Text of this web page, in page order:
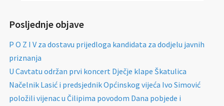
Posljednje objave
P O Z I V za dostavu prijedloga kandidata za dodjelu javnih
priznanja
U Cavtatu održan prvi koncert Dječje klape Škatulica
Načelnik Lasić i predsjednik Općinskog vijeća Ivo Simović
položili vijenac u Čilipima povodom Dana pobjede i